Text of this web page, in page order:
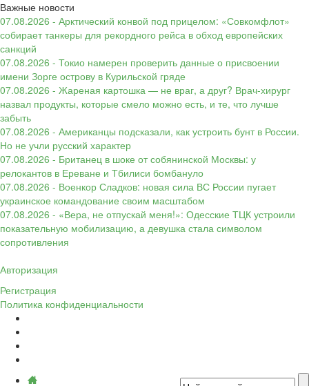
Важные новости
07.08.2026 - Арктический конвой под прицелом: «Совкомфлот»
собирает танкеры для рекордного рейса в обход европейских
санкций
07.08.2026 - Токио намерен проверить данные о присвоении
имени Зорге острову в Курильской гряде
07.08.2026 - Жареная картошка — не враг, а друг? Врач-хирург
назвал продукты, которые смело можно есть, и те, что лучше
забыть
07.08.2026 - Американцы подсказали, как устроить бунт в России.
Но не учли русский характер
07.08.2026 - Британец в шоке от собянинской Москвы: у
релокантов в Ереване и Тбилиси бомбануло
07.08.2026 - Военкор Сладков: новая сила ВС России пугает
украинское командование своим масштабом
07.08.2026 - «Вера, не отпускай меня!»: Одесские ТЦК устроили
показательную мобилизацию, а девушка стала символом
сопротивления
Авторизация
Регистрация
Политика конфиденциальности